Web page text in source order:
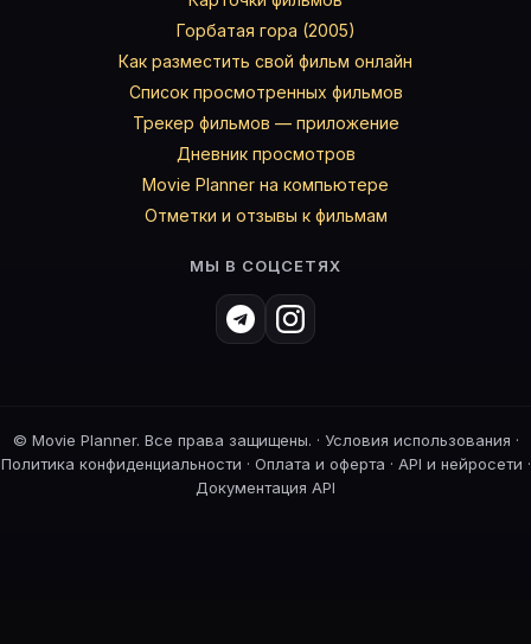
Горбатая гора (2005)
Как разместить свой фильм онлайн
Список просмотренных фильмов
Трекер фильмов — приложение
Дневник просмотров
Movie Planner на компьютере
Отметки и отзывы к фильмам
МЫ В СОЦСЕТЯХ
© Movie Planner. Все права защищены. · Условия использования ·
Политика конфиденциальности · Оплата и оферта · API и нейросети ·
Документация API